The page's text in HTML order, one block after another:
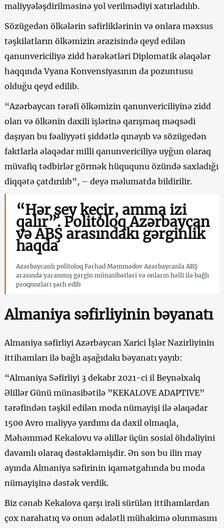
maliyyələşdirilməsinə yol verilmədiyi xatırladılıb.
Sözügedən ölkələrin səfirliklərinin və onlara məxsus
təşkilatların ölkəmizin ərazisində qeyd edilən
qanunvericiliyə zidd hərəkətləri Diplomatik əlaqələr
haqqında Vyana Konvensiyasının da pozuntusu
olduğu qeyd edilib.
“Azərbaycan tərəfi ölkəmizin qanunvericiliyinə zidd
olan və ölkənin daxili işlərinə qarışmaq məqsədi
daşıyan bu fəaliyyəti şiddətlə qınayıb və sözügedən
faktlarla əlaqədar milli qanunvericiliyə uyğun olaraq
müvafiq tədbirlər görmək hüququnu özündə saxladığı
diqqətə çatdırılıb”, – deyə məlumatda bildirilir.
“Hər şey keçir, amma izi
qalır”. Politoloq Azərbaycan
və ABŞ arasındakı gərginlik
haqda
Azərbaycanlı politoloq Fərhad Məmmədov Azərbaycanla ABŞ
arasında yaranmış gərgin münasibətləri və onların həlli ilə bağlı
proqnozları şərh edib
Almaniya səfirliyinin bəyanatı
Almaniya səfirliyi Azərbaycan Xarici İşlər Nazirliyinin
ittihamları ilə bağlı aşağıdakı bəyanatı yayıb:
“Almaniya Səfirliyi 3 dekabr 2021-ci il Beynəlxalq
Əlillər Günü münasibətilə ”KEKALOVE ADAPTIVE”
tərəfindən təşkil edilən moda nümayişi ilə əlaqədar
1500 Avro maliyyə yardımı da daxil olmaqla,
Məhəmməd Kekalovu və əlillər üçün sosial öhdəliyini
davamlı olaraq dəstəkləmişdir. Ən son bu ilin may
ayında Almaniya səfirinin iqamətgahında bu moda
nümayişinə dəstək verdik.
Biz cənab Kekalova qarşı irəli sürülən ittihamlardan
çox narahatıq və onun ədalətli mühakimə olunmasını